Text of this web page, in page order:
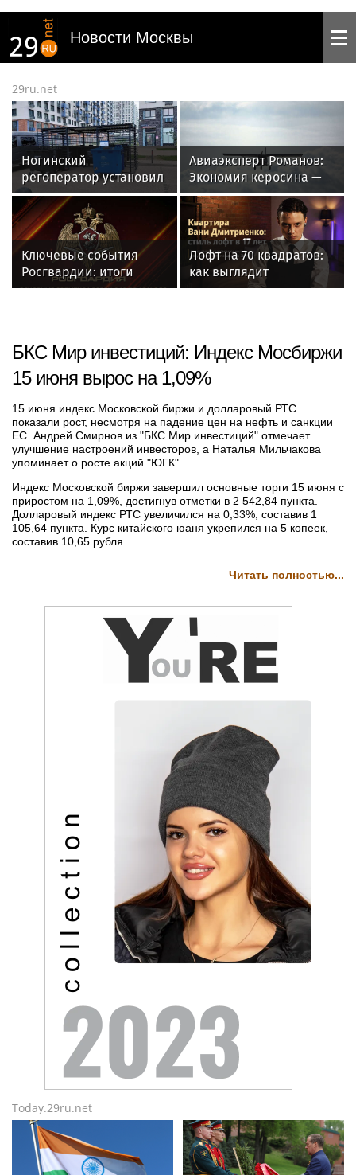
Новости Москвы
29ru.net
Ногинский
регоператор установил
еще 300 новых баков
для мусора
в Подмосковье
Авиаэксперт Романов:
Экономия керосина —
частая причина
крушений в малой
авиации
Ключевые события
Росгвардии: итоги
недели с 13 по 19 июля
Лофт на 70 квадратов:
как выглядит
московская квартира
БКС Мир инвестиций: Индекс Мосбиржи
15 июня вырос на 1,09%
15 июня индекс Московской биржи и долларовый РТС
показали рост, несмотря на падение цен на нефть и санкции
ЕС. Андрей Смирнов из "БКС Мир инвестиций" отмечает
улучшение настроений инвесторов, а Наталья Мильчакова
упоминает о росте акций "ЮГК".
Индекс Московской биржи завершил основные торги 15 июня с
приростом на 1,09%, достигнув отметки в 2 542,84 пункта.
Долларовый индекс РТС увеличился на 0,33%, составив 1
105,64 пункта. Курс китайского юаня укрепился на 5 копеек,
составив 10,65 рубля.
Читать полностью...
Today.29ru.net